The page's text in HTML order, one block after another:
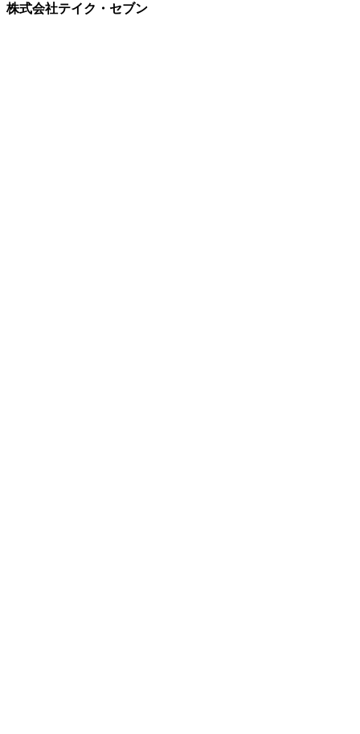
株式会社テイク・セブン